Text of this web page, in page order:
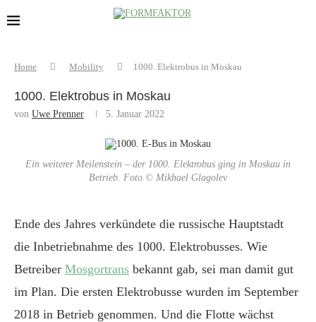
Home Mobility 1000. Elektrobus in Moskau
1000. Elektrobus in Moskau
von Uwe Prenner 5. Januar 2022
Ein weiterer Meilenstein – der 1000. Elektrobus ging in Moskau in
Betrieb. Foto © Mikhael Glagolev
Ende des Jahres verkündete die russische Hauptstadt
die Inbetriebnahme des 1000. Elektrobusses. Wie
Betreiber Mosgortrans bekannt gab, sei man damit gut
im Plan. Die ersten Elektrobusse wurden im September
2018 in Betrieb genommen. Und die Flotte wächst